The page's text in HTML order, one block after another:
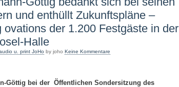
und enthüllt Zukunftspläne –
ovations der 1.200 Festgäste in der
Halle
u. print JoHo by joho Keine Kommentare
Göttig bei der Öffentlichen Sondersitzung des